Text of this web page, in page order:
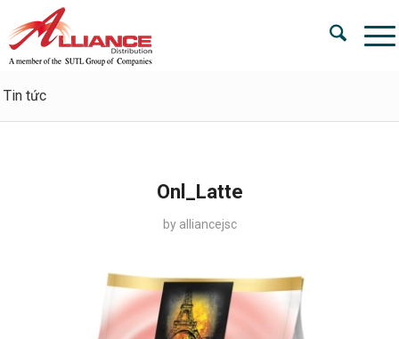
Tin tức
Onl_Latte
by alliancejsc